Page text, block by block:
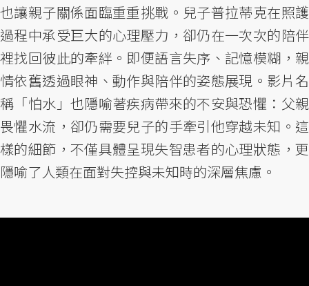
也讓親子關係面臨重重挑戰。兒子普拉蒂克在照護
過程中承受巨大的心理壓力，卻仍在一次次的陪伴
裡找回彼此的牽絆。即便語言失序、記憶模糊，親
情依舊透過眼神、動作與陪伴的姿態展現。影片名
稱「怕水」也隱喻著疾病帶來的不安與恐懼：父親
畏懼水流，卻仍需要兒子的手牽引他穿越未知。這
樣的細節，不僅具體呈現失智患者的心理狀態，更
隱喻了人類在面對失控與未知時的深層焦慮。